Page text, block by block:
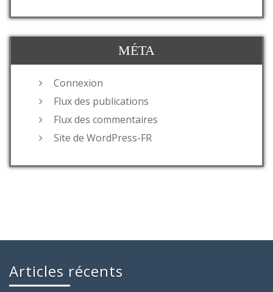
MÉTA
Connexion
Flux des publications
Flux des commentaires
Site de WordPress-FR
Articles récents